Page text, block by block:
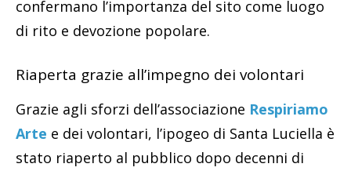
confermano l’importanza del sito come luogo
di rito e devozione popolare.
Riaperta grazie all’impegno dei volontari
Grazie agli sforzi dell’associazione Respiriamo
Arte e dei volontari, l’ipogeo di Santa Luciella è
stato riaperto al pubblico dopo decenni di